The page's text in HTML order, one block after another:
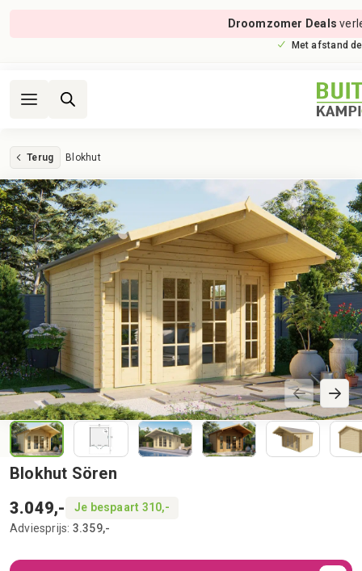
Droomzomer Deals
Met afstand
Terug Blokhut
Blokhut Sören
3.049,-
Je bespaart 310,-
Adviesprijs: 3.359,-